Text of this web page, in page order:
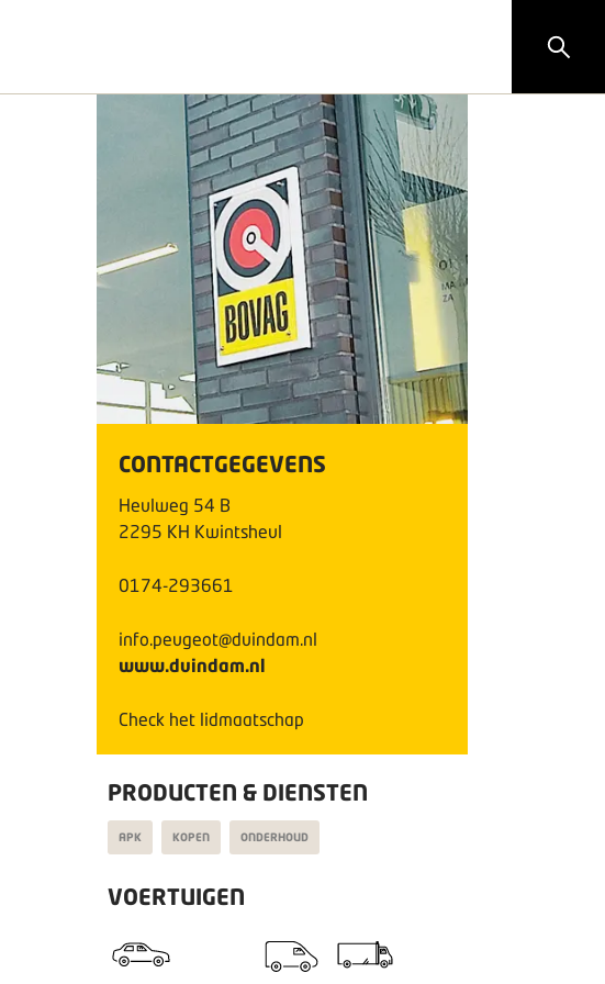
CONTACTGEGEVENS
Heulweg 54 B
2295 KH Kwintsheul
0174-293661
info.peugeot@duindam.nl
www.duindam.nl
Check het lidmaatschap
PRODUCTEN & DIENSTEN
APK KOPEN ONDERHOUD
VOERTUIGEN